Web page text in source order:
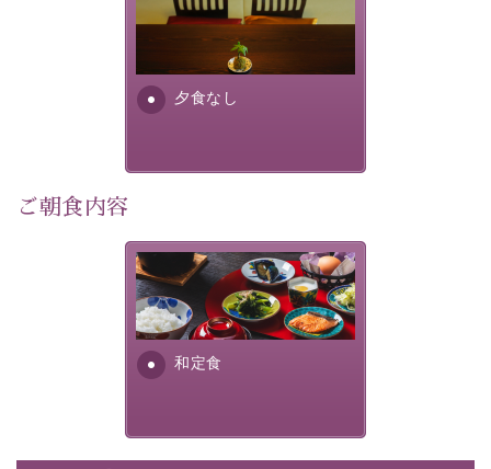
・朝食は個室料亭で個室食
・諏訪大社4社を巡る無料参拝バス（事前予約制）
・館内着をご用意
・館内フリーWi-Fi
・駐車場完備
・個室料亭で個室食
・朝食はこだわりの味噌汁をはじめとした和定食
夕食なし
場合は、二食付きのプランを
お選びくださいませ。
ご朝食内容
和定食
さっぱりとした和食膳に使わ
れる食材は、諏訪の名産品を
ふんだんに取り入れ、安心・
安全を心掛けた長野県産...